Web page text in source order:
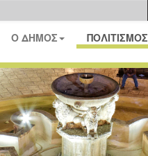
Ο ΔΗΜΟΣ ΠΟΛΙΤΙΣΜΟΣ